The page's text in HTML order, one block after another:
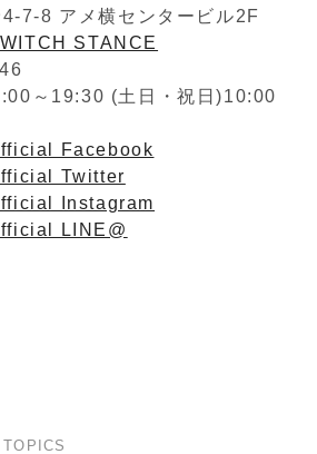
7-8 アメ横センタービル2F
STANCE
～19:30 (土日・祝日)10:00
Facebook
Twitter
Instagram
LINE@